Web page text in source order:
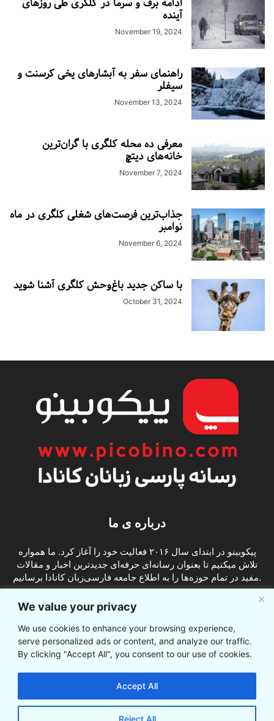
We value your privacy
We use cookies to enhance your browsing experience,
serve personalized ads or content, and analyze our traffic.
By clicking "Accept All", you consent to our use of cookies.
Reject All
Accept All
آینده
November 19, 2024
راهنمای سفر به آبشارهای یخی کرسنت و
سیفلر
November 13, 2024
معرفی ده محله کلگری با گران‌ترین
خانه‌های دیتچ
November 7, 2024
جذاب‌ترین فرصت‌های شغلی کلگری در ماه
نوامبر
November 6, 2024
با ساکن جدید باغ‌وحش کلگری آشنا شوید
October 31, 2024
درباره ی ما
پیکوبینو در ابتدای سال ۲۰۱۶ فعالیت خود را آغاز کرد. ما همواره
تلاش میکنیم تا بعنوان رسانه‌ای حرفه‌ای جدیدترین اخبار و مقالات
مفید در تمام حوزه‌ها را به اطلاع جامعه فارسی‌زبان کانادا برسانیم.
ما را دنبال کنید